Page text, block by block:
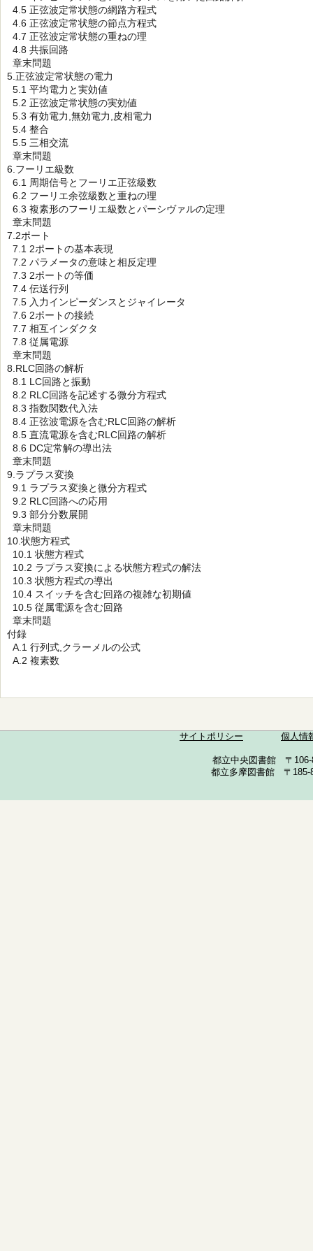
4.5 正弦波定常状態の網路方程式
4.6 正弦波定常状態の節点方程式
4.7 正弦波定常状態の重ねの理
4.8 共振回路
章末問題
5.正弦波定常状態の電力
5.1 平均電力と実効値
5.2 正弦波定常状態の実効値
5.3 有効電力,無効電力,皮相電力
5.4 整合
5.5 三相交流
章末問題
6.フーリエ級数
6.1 周期信号とフーリエ正弦級数
6.2 フーリエ余弦級数と重ねの理
6.3 複素形のフーリエ級数とパーシヴァルの定理
章末問題
7.2ポート
7.1 2ポートの基本表現
7.2 パラメータの意味と相反定理
7.3 2ポートの等価
7.4 伝送行列
7.5 入力インピーダンスとジャイレータ
7.6 2ポートの接続
7.7 相互インダクタ
7.8 従属電源
章末問題
8.RLC回路の解析
8.1 LC回路と振動
8.2 RLC回路を記述する微分方程式
8.3 指数関数代入法
8.4 正弦波電源を含むRLC回路の解析
8.5 直流電源を含むRLC回路の解析
8.6 DC定常解の導出法
章末問題
9.ラプラス変換
9.1 ラプラス変換と微分方程式
9.2 RLC回路への応用
9.3 部分分数展開
章末問題
10.状態方程式
10.1 状態方程式
10.2 ラプラス変換による状態方程式の解法
10.3 状態方程式の導出
10.4 スイッチを含む回路の複雑な初期値
10.5 従属電源を含む回路
章末問題
付録
A.1 行列式,クラーメルの公式
A.2 複素数
サイトポリシー 個人情
都立中央図書館 〒
都立多摩図書館 〒185-